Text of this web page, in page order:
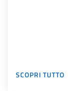
SCOPRI TUTTO